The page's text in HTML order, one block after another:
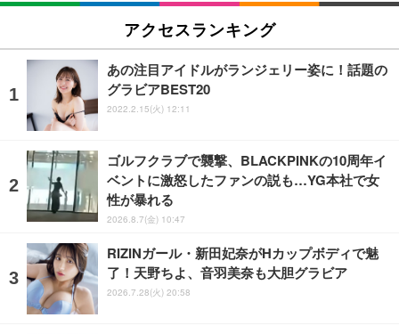
アクセスランキング
あの注目アイドルがランジェリー姿に！話題の
グラビアBEST20
2022.2.15(火) 12:11
ゴルフクラブで襲撃、BLACKPINKの10周年イ
ベントに激怒したファンの説も…YG本社で女
性が暴れる
2026.8.7(金) 10:47
RIZINガール・新田妃奈がHカップボディで魅
了！天野ちよ、音羽美奈も大胆グラビア
2026.7.28(火) 20:58